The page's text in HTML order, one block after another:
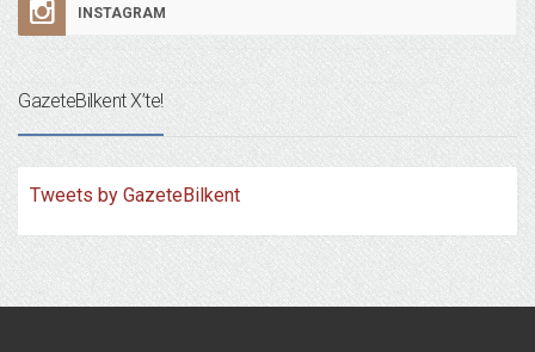
INSTAGRAM
GazeteBilkent X’te!
Tweets by GazeteBilkent